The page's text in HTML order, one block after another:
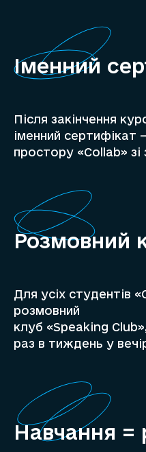
Іменний
Після закінчення
іменний сертифікат
простору «Collab»
Розмовний
Для усіх студентів
розмовний
клуб «Speaking
раз в тиждень у
Навчання =